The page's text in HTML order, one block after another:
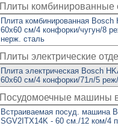
Плиты комбинированные
Плита комбинированная Bosch
60х60 см/4 конфорки/чугун/8
нерж. сталь
Плиты электрические
Плита электрическая Bosch
60х60 см/4 конфорки/71л/5
Посудомоечные машины
Встраиваемая посуд. машина
SGV2ITX14K - 60 см./12 ком/4